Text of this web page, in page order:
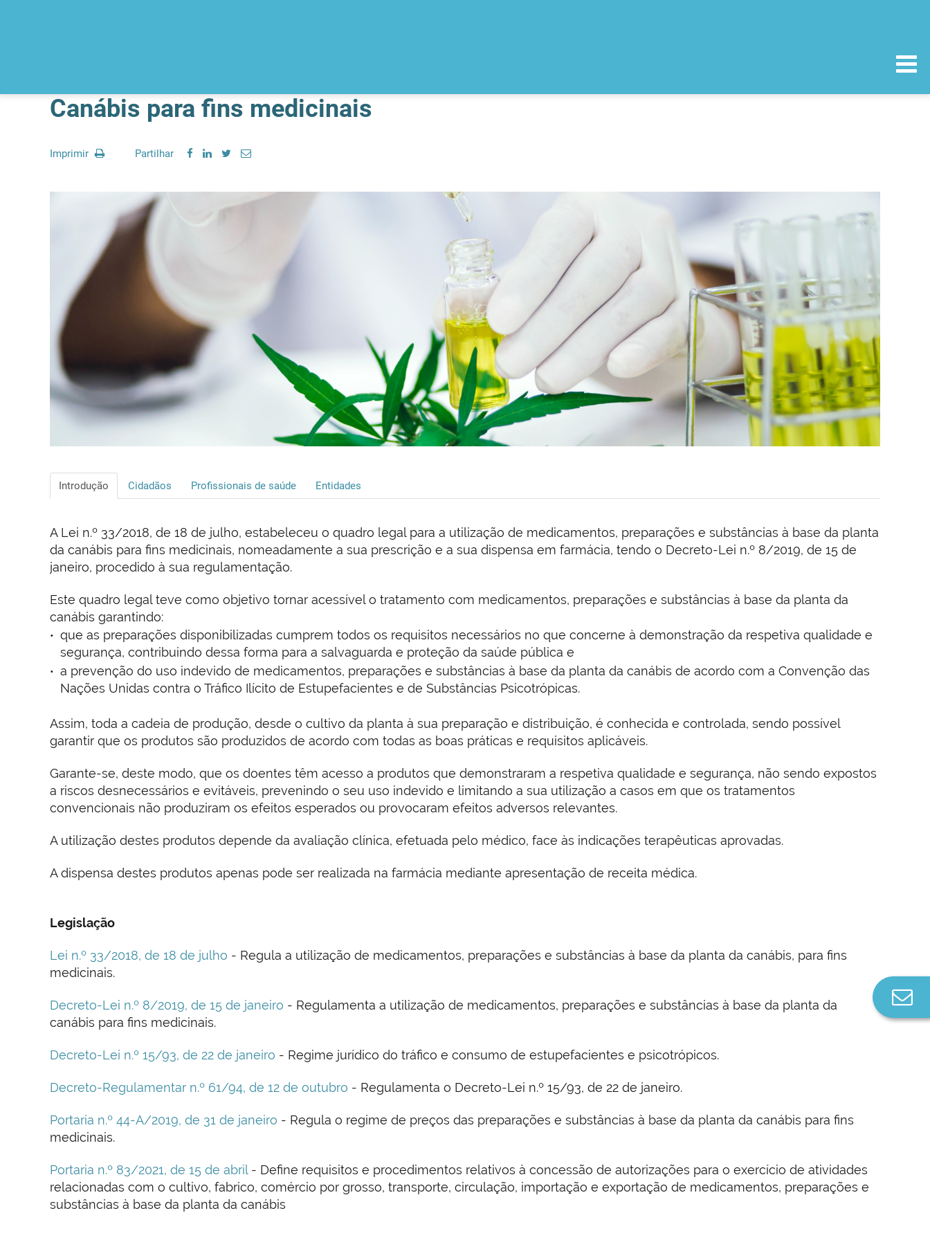
Canábis para fins medicinais
Imprimir Partilhar
Introdução Cidadãos Profissionais de saúde Entidades
A Lei n.º 33/2018, de 18 de julho, estabeleceu o quadro legal para a utilização de medicamentos, preparações e substâncias à base da planta
da canábis para fins medicinais, nomeadamente a sua prescrição e a sua dispensa em farmácia, tendo o Decreto-Lei n.º 8/2019, de 15 de
janeiro, procedido à sua regulamentação.
Este quadro legal teve como objetivo tornar acessível o tratamento com medicamentos, preparações e substâncias à base da planta da
canábis garantindo:
que as preparações disponibilizadas cumprem todos os requisitos necessários no que concerne à demonstração da respetiva qualidade e
segurança, contribuindo dessa forma para a salvaguarda e proteção da saúde pública e
a prevenção do uso indevido de medicamentos, preparações e substâncias à base da planta da canábis de acordo com a Convenção das
Nações Unidas contra o Tráfico Ilícito de Estupefacientes e de Substâncias Psicotrópicas.
Assim, toda a cadeia de produção, desde o cultivo da planta à sua preparação e distribuição, é conhecida e controlada, sendo possível
garantir que os produtos são produzidos de acordo com todas as boas práticas e requisitos aplicáveis.
Garante-se, deste modo, que os doentes têm acesso a produtos que demonstraram a respetiva qualidade e segurança, não sendo expostos
a riscos desnecessários e evitáveis, prevenindo o seu uso indevido e limitando a sua utilização a casos em que os tratamentos
convencionais não produziram os efeitos esperados ou provocaram efeitos adversos relevantes.
A utilização destes produtos depende da avaliação clínica, efetuada pelo médico, face às indicações terapêuticas aprovadas.
A dispensa destes produtos apenas pode ser realizada na farmácia mediante apresentação de receita médica.
Legislação
Lei n.º 33/2018, de 18 de julho - Regula a utilização de medicamentos, preparações e substâncias à base da planta da canábis, para fins
medicinais.
Decreto-Lei n.º 8/2019, de 15 de janeiro - Regulamenta a utilização de medicamentos, preparações e substâncias à base da planta da
canábis para fins medicinais.
Decreto-Lei n.º 15/93, de 22 de janeiro - Regime jurídico do tráfico e consumo de estupefacientes e psicotrópicos.
Decreto-Regulamentar n.º 61/94, de 12 de outubro - Regulamenta o Decreto-Lei n.º 15/93, de 22 de janeiro.
Portaria n.º 44-A/2019, de 31 de janeiro - Regula o regime de preços das preparações e substâncias à base da planta da canábis para fins
medicinais.
Portaria n.º 83/2021, de 15 de abril- Define requisitos e procedimentos relativos à concessão de autorizações para o exercício de atividades
relacionadas com o cultivo, fabrico, comércio por grosso, transporte, circulação, importação e exportação de medicamentos, preparações e
substâncias à base da planta da canábis